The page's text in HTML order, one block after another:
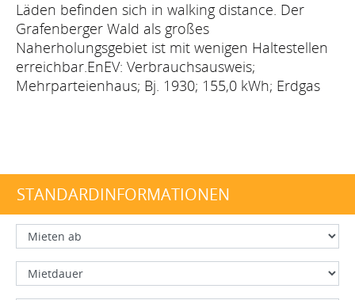
Läden befinden sich in walking distance. Der
Grafenberger Wald als großes
Naherholungsgebiet ist mit wenigen Haltestellen
erreichbar.EnEV: Verbrauchsausweis;
Mehrparteienhaus; Bj. 1930; 155,0 kWh; Erdgas
STANDARDINFORMATIONEN